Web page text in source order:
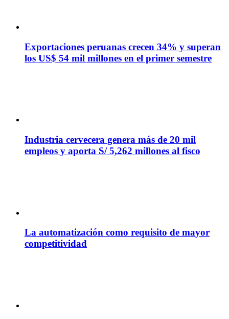
Exportaciones peruanas crecen 34% y superan
los US$ 54 mil millones en el primer semestre
Industria cervecera genera más de 20 mil
empleos y aporta S/ 5,262 millones al fisco
La automatización como requisito de mayor
competitividad